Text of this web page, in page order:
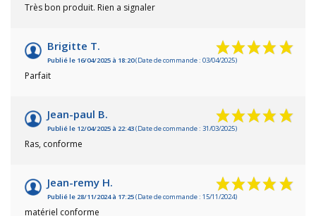
Très bon produit. Rien a signaler
Brigitte T.
Publié le 16/04/2025 à 18:20(Date de commande : 03/04/2025)
Parfait
Jean-paul B.
Publié le 12/04/2025 à 22:43(Date de commande : 31/03/2025)
Ras, conforme
Jean-remy H.
Publié le 28/11/2024 à 17:25(Date de commande : 15/11/2024)
matériel conforme